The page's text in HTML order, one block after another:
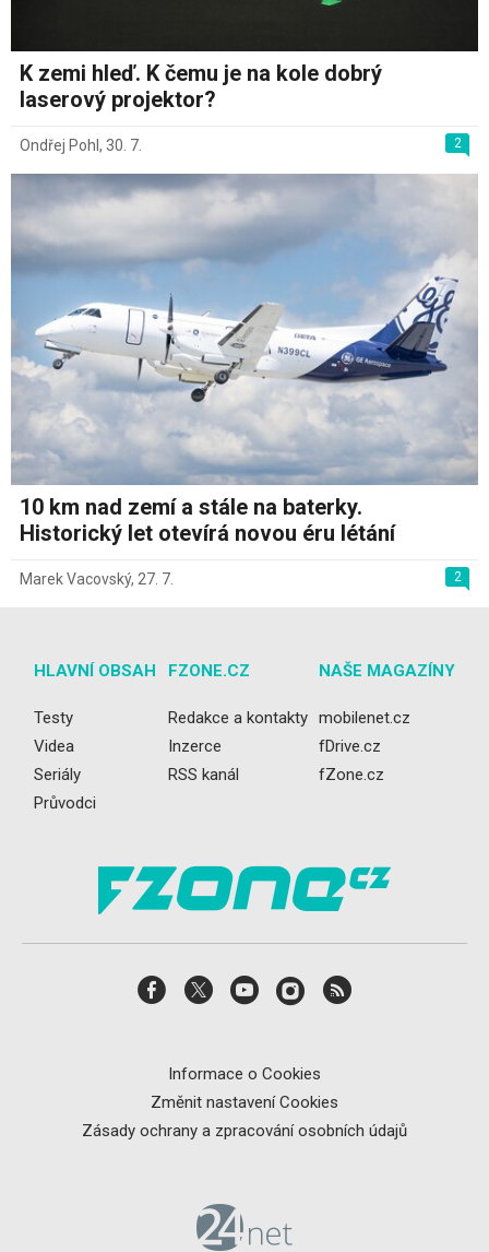
K zemi hleď. K čemu je na kole dobrý
laserový projektor?
2
Ondřej Pohl , 30. 7.
10 km nad zemí a stále na baterky.
Historický let otevírá novou éru létání
2
Marek Vacovský, 27. 7.
HLAVNÍ OBSAH
Testy
Videa
Seriály
Průvodci
FZONE.CZ
Redakce a kontakty
Inzerce
RSS kanál
NAŠE MAGAZÍNY
mobilenet.cz
fDrive.cz
fZone.cz
Informace o Cookies
Změnit nastavení Cookies
Zásady ochrany a zpracování osobních údajů